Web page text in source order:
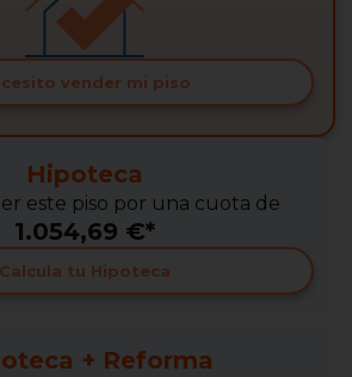
vender mi piso
Hipoteca
este piso por una cuota de
1.054,69 €*
Calcula tu Hipoteca
+ Reforma